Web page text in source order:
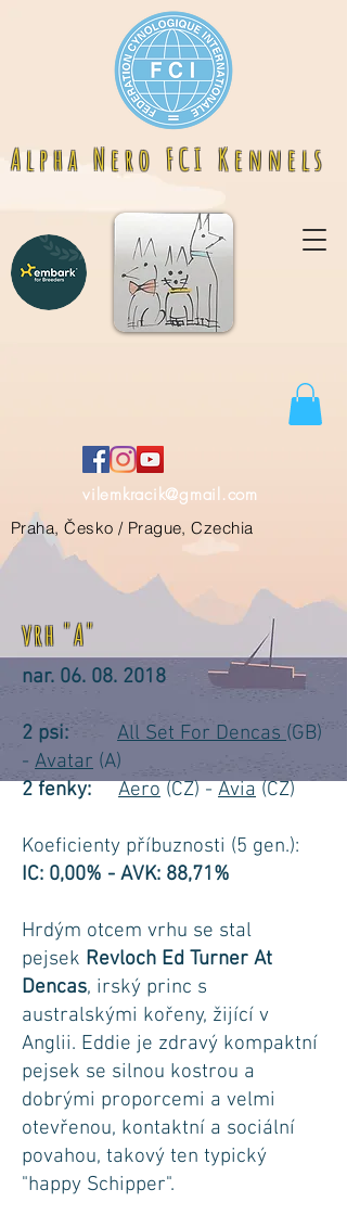
vilemkracik@gmail.com
A l p h a N e r o F C I K e n n e l s
Praha, Česko / Prague, Czechia
vrh "A"
nar. 06. 08. 2018
2 psi: All Set For Dencas(GB)
- Avatar (A)
2 fenky: Aero (CZ) - Avia (CZ)
Koeficienty příbuznosti (5 gen.):
IC: 0,00% - AVK: 88,71%
Hrdým otcem vrhu se stal
pejsek Revloch Ed Turner At
Dencas, irský princ s
australskými kořeny, žijící v
Anglii. Eddie je zdravý kompaktní
pejsek se silnou kostrou a
dobrými proporcemi a velmi
otevřenou, kontaktní a sociální
povahou, takový ten typický
"happy Schipper".